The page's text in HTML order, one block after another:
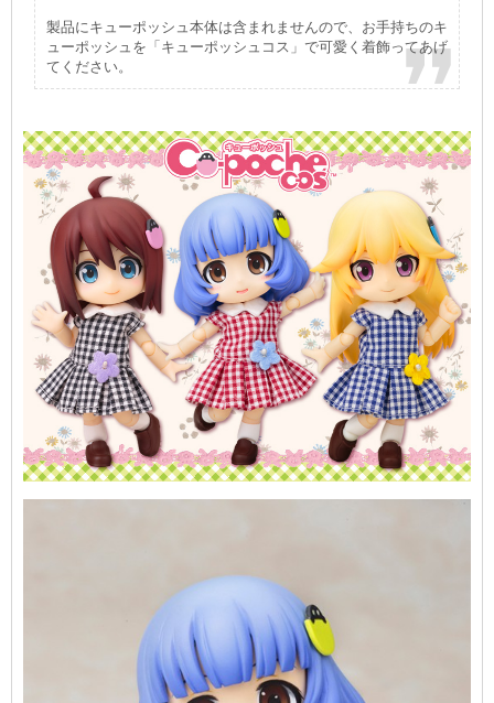
製品にキューポッシュ本体は含まれませんので、お手持ちのキ
ューポッシュを「キューポッシュコス」で可愛く着飾ってあげ
てください。